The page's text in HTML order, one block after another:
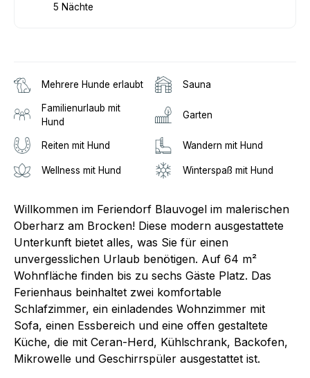
5 Nächte
Mehrere Hunde erlaubt Sauna
Familienurlaub mit
Hund
Garten
Reiten mit Hund Wandern mit Hund
Wellness mit Hund Winterspaß mit Hund
Willkommen im Feriendorf Blauvogel im malerischen
Oberharz am Brocken! Diese modern ausgestattete
Unterkunft bietet alles, was Sie für einen
unvergesslichen Urlaub benötigen. Auf 64 m²
Wohnfläche finden bis zu sechs Gäste Platz. Das
Ferienhaus beinhaltet zwei komfortable
Schlafzimmer, ein einladendes Wohnzimmer mit
Sofa, einen Essbereich und eine offen gestaltete
Küche, die mit Ceran-Herd, Kühlschrank, Backofen,
Mikrowelle und Geschirrspüler ausgestattet ist.